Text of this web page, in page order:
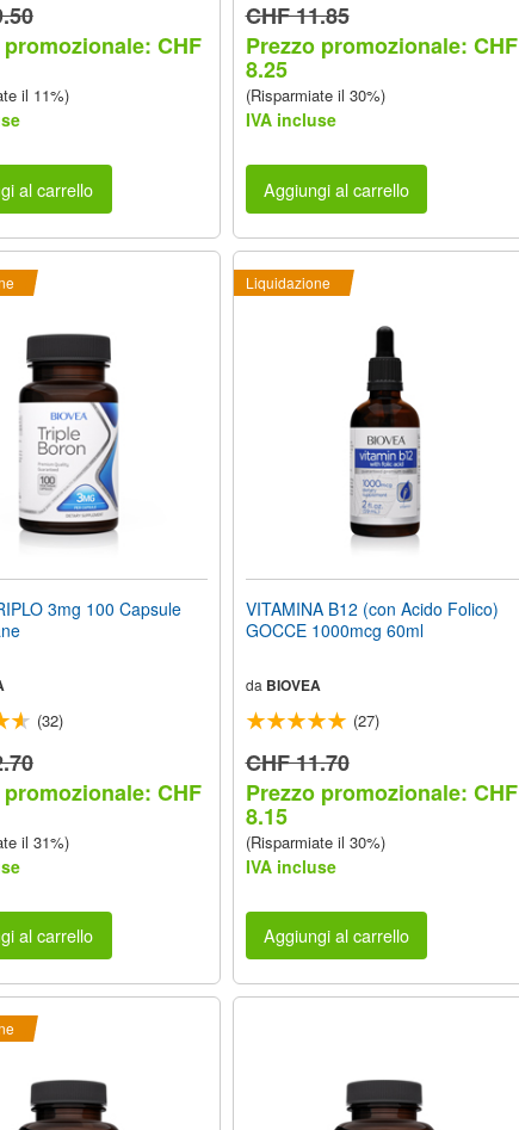
promozionale: CHF
il 11%)
al carrello
CHF 11.85
Prezzo promozionale: CHF
8.25
(Risparmiate il 30%)
IVA incluse
Aggiungi al carrello
3mg 100 Capsule
(32)
promozionale: CHF
il 31%)
al carrello
Liquidazione
VITAMINA B12 (con Acido Folico)
GOCCE 1000mcg 60ml
da BIOVEA
(27)
CHF 11.70
Prezzo promozionale: CHF
8.15
(Risparmiate il 30%)
IVA incluse
Aggiungi al carrello